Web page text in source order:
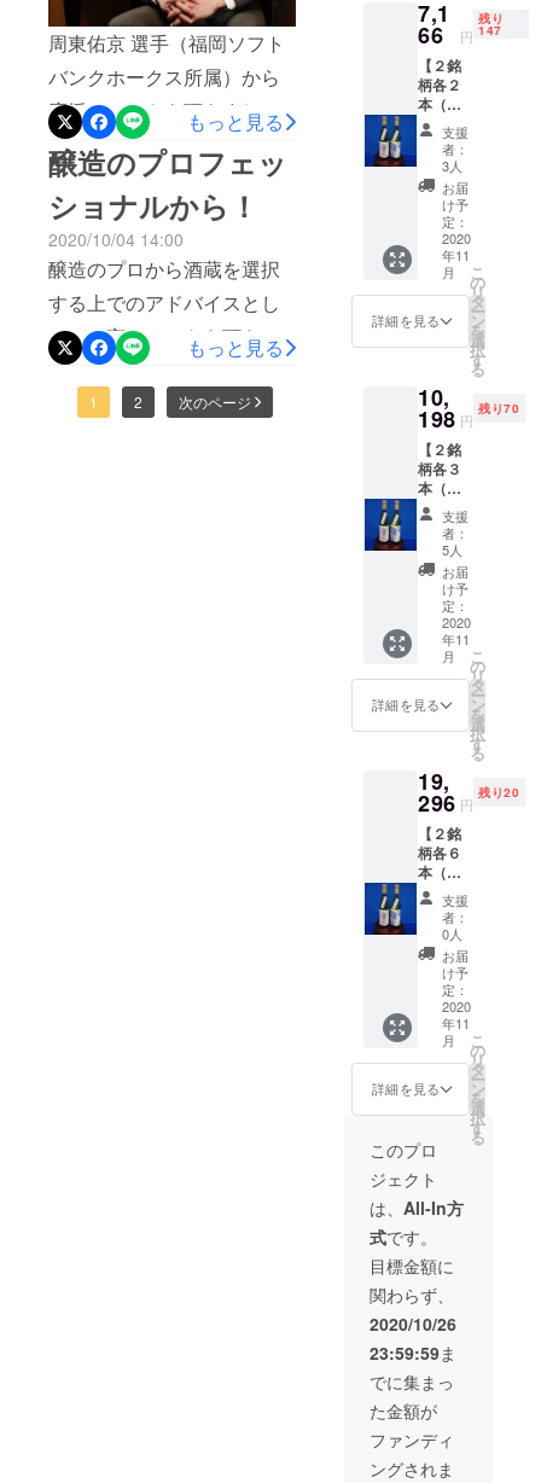
生（親子三代農大出身）よ
り、「新型コロナの影響で
実家が大変なことになって
いる」と相談がありまし
た。何かできないか必死に
考え、まずは現状を知って
頂きたいと二週間後に本プ
ロジェクトを始めました｡プ
ロジェクトの起案後､仲間の
実家のみならず同様に全国
の酒蔵様が窮地に立ってい
造科学科の力も借りてお声
周東佑京 選手（福岡ソフト
バンクホークス所属）から
応援コメントを頂きまし
た。感謝申し上げます。プ
ロジェクトページはこちら
＊＊＊＊＊＊＊＊＊＊＊＊
＊＊＊＊＊＊＊＊＊＊＊＊
＊＊＊＊＊＊＊＊＊＊＊＊
＊第2回 WBSC プレミア12
では、熱い声援ありがとう
ございました。SB育成の
星、周東、農大オホーツク
もっと見る
醸造のプロフェッ
ショナルから！
2020/10/04 14:00
醸造のプロから酒蔵を選択
する上でのアドバイスとし
てひと言コメントを頂きま
した。41蔵元様から選択す
る際にご参考になれば幸い
もっと見る
1 2 次のページ
菊（大
吟醸）
（右）
サイ
ズ：4合
瓶
720ml ※
送料込
み ※ リ
ターン
発送は
2020年
11月を
予定し
ており
ます ※
20歳未
止され
ていま
す ※ 配
送日時
の指定
は致し
かねま
す。ご
了承く
ださ
い。
7,1
66 円
残り
147
【２銘
柄各２
本（計
４
本）】
銘柄
①：元
文 花
酵母・
さくら
（本醸
造）
（左）
銘柄
②：元
文 花
菊（大
吟醸）
（右）
サイ
ズ：4合
瓶
720ml ※
送料込
み ※ リ
ターン
発送は
2020年
11月を
予定し
ており
ます ※
20歳未
止され
ていま
す ※ 配
送日時
の指定
は致し
かねま
す。ご
了承く
ださ
い。
支援
者：
3人
お届
け予
定：
2020
年11
月
詳細を見る
こ
の
リ
タ
ー
ン
を
選
択
す
る
10,
198 円
残り70
【２銘
柄各３
本（計
６
本）】
銘柄
①：元
文 花
酵母・
さくら
（本醸
造）
（左）
銘柄
②：元
文 花
菊（大
吟醸）
（右）
サイ
ズ：4合
瓶
720ml ※
送料込
み ※ リ
ターン
発送は
2020年
11月を
予定し
ており
ます ※
20歳未
律で禁
止され
ていま
す ※ 配
送日時
の指定
は致し
かねま
す。ご
了承く
ださ
い。
支援
者：
5人
お届
け予
定：
2020
年11
月
詳細を見る
こ
の
リ
タ
ー
ン
を
選
択
す
る
19,
296 円
残り20
【２銘
柄各６
本（計
１２
本）】
銘柄
①：元
文 花
酵母・
さくら
（本醸
造）
（左）
銘柄
②：元
文 花
酵母・
菊（大
吟醸）
（右）
サイ
ズ：4合
瓶
720ml ※
送料込
み ※ リ
ターン
発送は
2020年
11月を
予定し
ており
ます ※
20歳未
支援
者：
0人
お届
け予
定：
2020
年11
月
詳細を見る
こ
の
リ
タ
ー
ン
を
選
択
す
る
このプロ
ジェクト
は、 All-In方
式です。
目標金額に
関わらず、
2020/10/26
23:59:59ま
でに集まっ
た金額が
ファンディ
ングされま